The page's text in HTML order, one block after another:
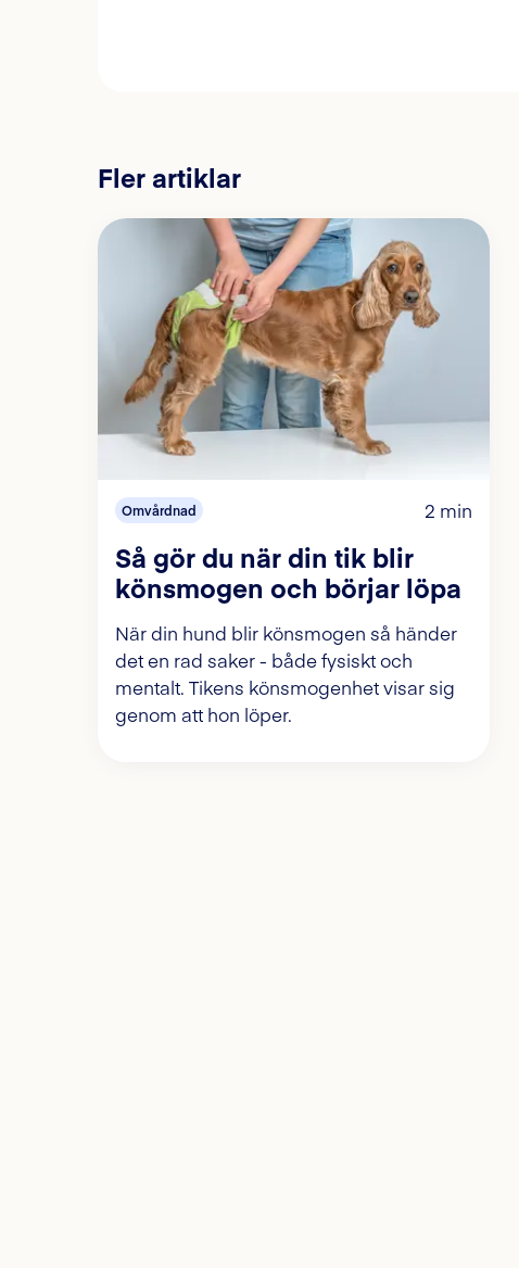
Fler artiklar
Omvårdnad 2 min
Så gör du när din tik blir
könsmogen och börjar löpa
När din hund blir könsmogen så händer
det en rad saker - både fysiskt och
mentalt. Tikens könsmogenhet visar sig
genom att hon löper.